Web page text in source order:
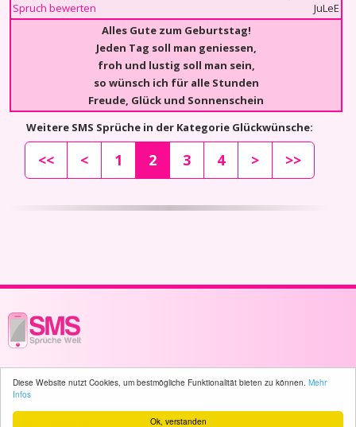
Ok, verstanden
Diese Website nutzt Cookies, um bestmögliche Funktionalität bieten zu können. Mehr
Infos
Spruch bewerten
JuLeE
Alles Gute zum Geburtstag!
Jeden Tag soll man geniessen,
froh und lustig soll man sein,
so wünsch ich für alle Stunden
Freude, Glück und Sonnenschein
Weitere SMS Sprüche in der Kategorie Glückwünsche:
<< < 1 2 3 4 > >>
© 2003 - 2026 -sms-sprueche-welt.ch- All rights reserved -865 user(s)
online